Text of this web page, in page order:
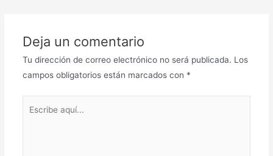
Deja un comentario
Tu dirección de correo electrónico no será publicada. Los
campos obligatorios están marcados con *